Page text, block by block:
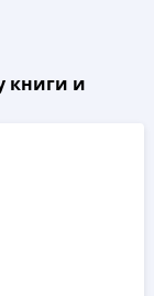
книги и